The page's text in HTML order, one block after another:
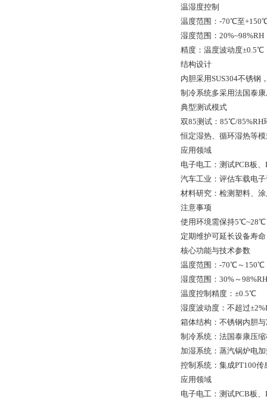
‌温湿度控制‌
温度范围：-70℃至
湿度范围：
精度：温度波动度±0.5℃
结构设计‌
内胆采用SUS304不锈钢
制冷系统多采用法国泰
‌典型测试模式‌
双85测试‌：85℃/85%RH
恒定湿热、循环湿热等
应用领域
电子电工‌：测试PCB板
汽车工业‌：评估车载电
材料研究‌：检测塑料、
注意事项
使用环境需保持5℃~28℃
定期维护可延长设备寿
核心功能与技术参数
‌温度范围‌：-70℃～150℃
‌湿度范围‌：30%～98%RH
‌温度控制精度‌：±0.5℃
湿度波动度‌：不超过
箱体结构‌：不锈钢内胆
制冷系统‌：法国泰康压
加湿系统‌：蒸汽锅炉电
控制系统‌：集成PT100
应用领域
电子电工‌：测试PCB板